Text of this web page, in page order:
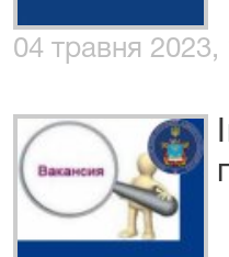
04 травня 2023,